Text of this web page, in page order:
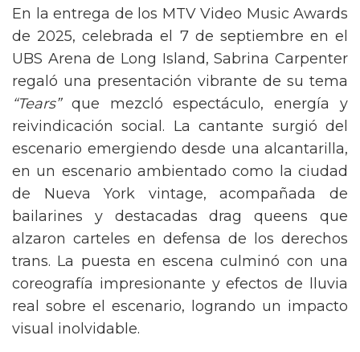
En la entrega de los MTV Video Music Awards
de 2025, celebrada el 7 de septiembre en el
UBS Arena de Long Island, Sabrina Carpenter
regaló una presentación vibrante de su tema
“Tears”que mezcló espectáculo, energía y
reivindicación social. La cantante surgió del
escenario emergiendo desde una alcantarilla,
en un escenario ambientado como la ciudad
de Nueva York vintage, acompañada de
bailarines y destacadas drag queens que
alzaron carteles en defensa de los derechos
trans. La puesta en escena culminó con una
coreografía impresionante y efectos de lluvia
real sobre el escenario, logrando un impacto